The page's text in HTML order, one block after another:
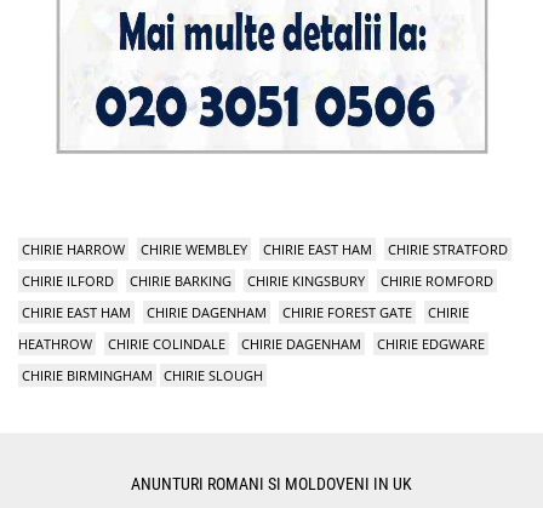
CHIRIE HARROW CHIRIE WEMBLEY CHIRIE EAST HAM
CHIRIE STRATFORD
CHIRIE ILFORD
CHIRIE BARKING CHIRIE KINGSBURY
CHIRIE ROMFORD
CHIRIE EAST HAM
CHIRIE DAGENHAM CHIRIE FOREST GATE
CHIRIE
HEATHROW
CHIRIE COLINDALE CHIRIE DAGENHAM
CHIRIE EDGWARE
CHIRIE BIRMINGHAM
CHIRIE SLOUGH
ANUNTURI ROMANI SI MOLDOVENI IN UK